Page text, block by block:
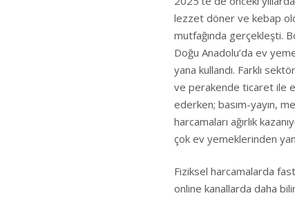
lezzet döner ve kebap
mutfağında gerçekleşti.
Doğu Anadolu’da ev
yana kullandı. Farklı
ve perakende ticaret ile
ederken; basım-yayın,
harcamaları ağırlık
çok ev yemeklerinden
Fiziksel harcamalarda
online kanallarda daha